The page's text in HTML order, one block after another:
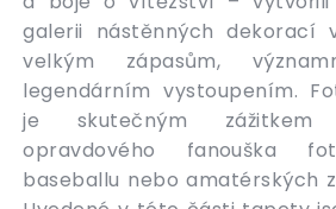
galerii nástěnných dekorací
velkým zápasům,
legendárním vystoupením.
je skutečným zážitkem
opravdového fanouška
baseballu nebo amatérských